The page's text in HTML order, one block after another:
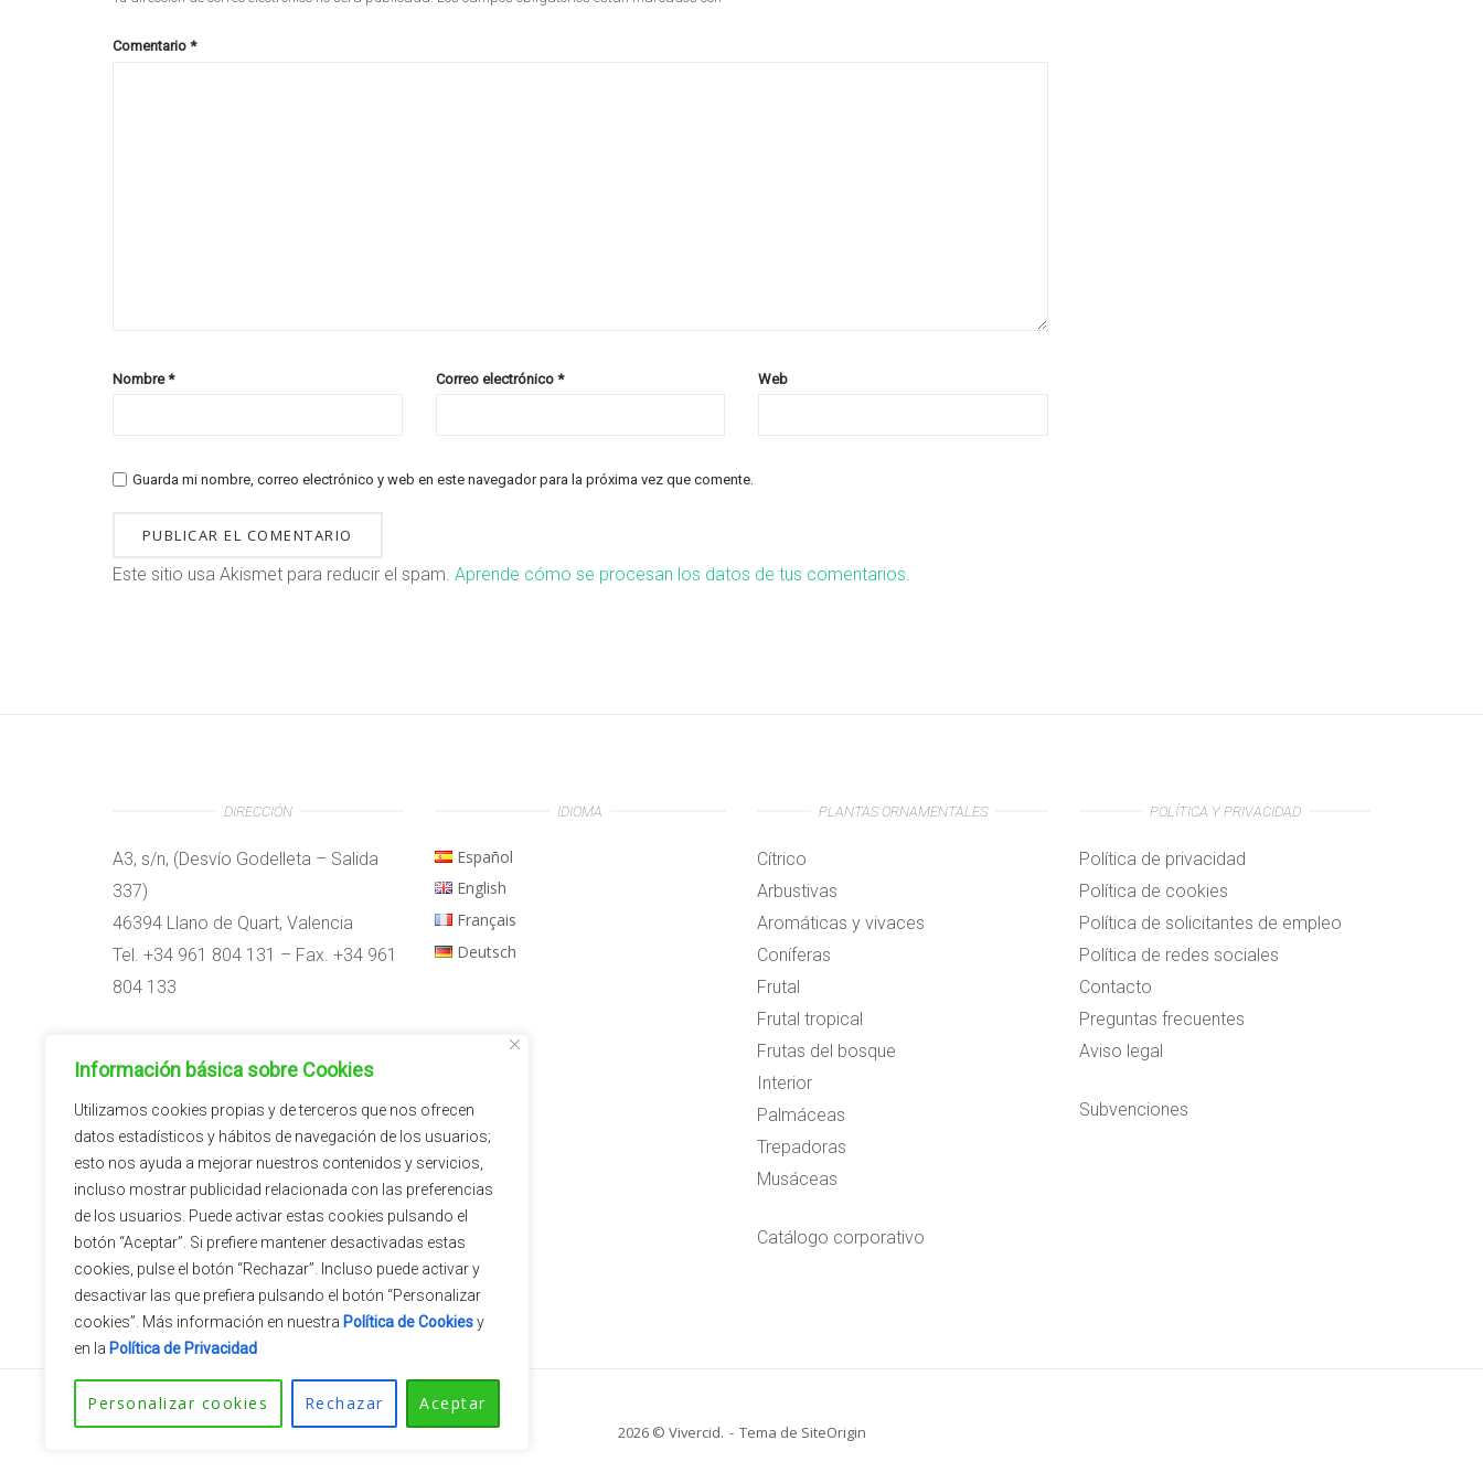
Información básica sobre Cookies
Utilizamos cookies propias y de terceros que nos ofrecen
datos estadísticos y hábitos de navegación de los usuarios;
esto nos ayuda a mejorar nuestros contenidos y servicios,
incluso mostrar publicidad relacionada con las preferencias
de los usuarios. Puede activar estas cookies pulsando el
botón “Aceptar”. Si prefiere mantener desactivadas estas
cookies, pulse el botón “Rechazar”. Incluso puede activar y
desactivar las que prefiera pulsando el botón “Personalizar
cookies”. Más información en nuestra Política de Cookiesy
en la Política de Privacidad
Personalizar cookies Rechazar Aceptar
Comentario *
Nombre* Correo electrónico * Web
Guarda mi nombre, correo electrónico y web en este navegador para la próxima vez que comente.
Este sitio usa Akismet para reducir el spam. Aprende cómo se procesan los datos de tus comentarios.
DIRECCIÓN
A3, s/n, (Desvío Godelleta – Salida
337)
46394 Llano de Quart, Valencia
Tel. +34 961 804 131 – Fax. +34 961
804 133
09:00h – 14:00h
15:00h – 18:00h
IDIOMA
Español
English
Français
Deutsch
PLANTAS ORNAMENTALES
Cítrico
Arbustivas
Aromáticas y vivaces
Coníferas
Frutal
Frutal tropical
Frutas del bosque
Interior
Palmáceas
Trepadoras
Musáceas
Catálogo corporativo
POLÍTICA Y PRIVACIDAD
Política de privacidad
Política de cookies
Política de solicitantes de empleo
Política de redes sociales
Contacto
Preguntas frecuentes
Aviso legal
Subvenciones
2026 © Vivercid. Tema de SiteOrigin